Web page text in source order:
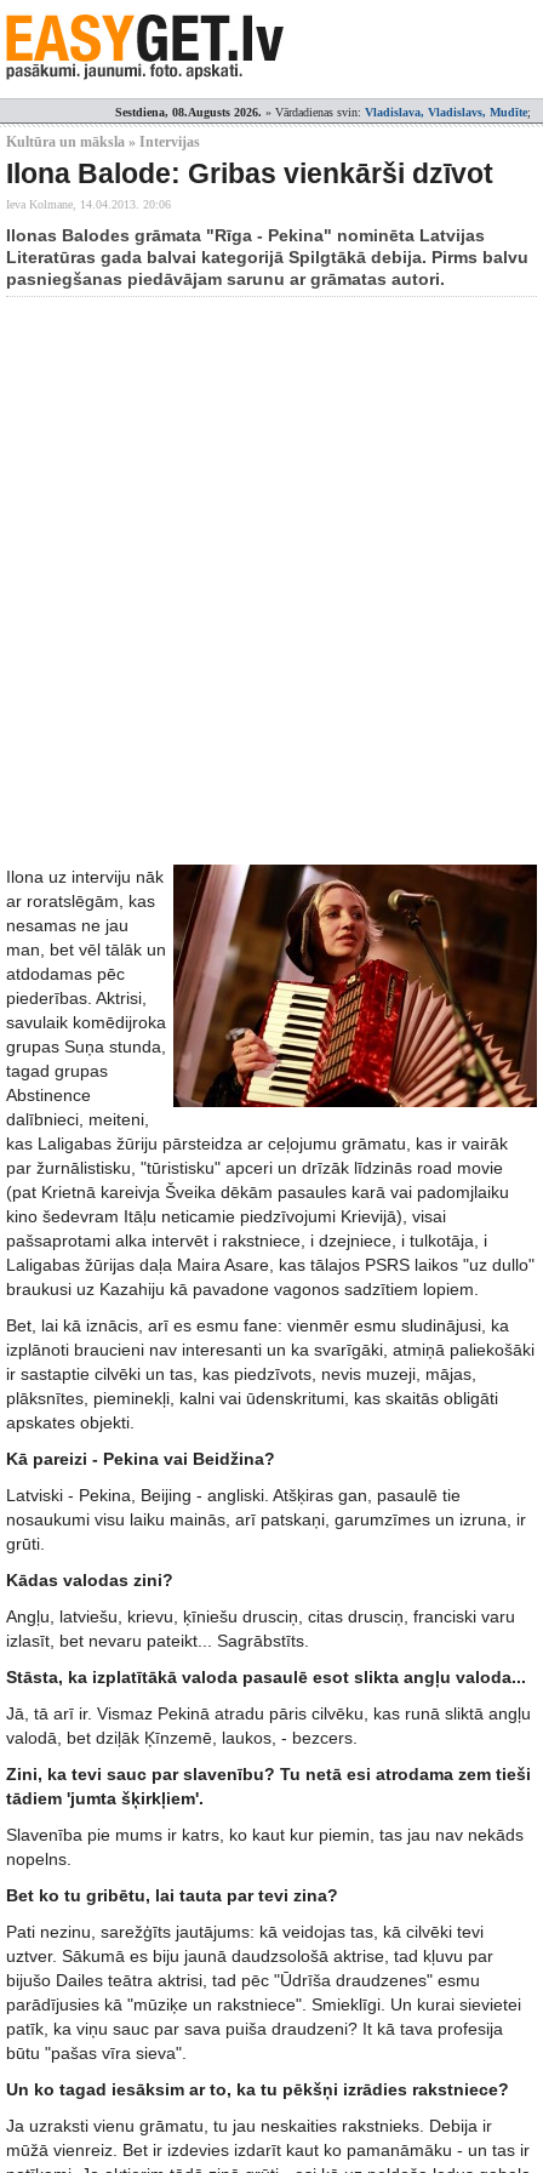
Sestdiena, 08.Augusts 2026. » Vārdadienas svin: Vladislava, Vladislavs, Mudīte;
Kultūra un māksla » Intervijas
Ilona Balode: Gribas vienkārši dzīvot
Ieva Kolmane, 14.04.2013. 20:06
Ilonas Balodes grāmata "Rīga - Pekina" nominēta Latvijas
Literatūras gada balvai kategorijā Spilgtākā debija. Pirms balvu
pasniegšanas piedāvājam sarunu ar grāmatas autori.
Ilona uz interviju nāk
ar roratslēgām, kas
nesamas ne jau
man, bet vēl tālāk un
atdodamas pēc
piederības. Aktrisi,
savulaik komēdijroka
grupas Suņa stunda,
tagad grupas
Abstinence
dalībnieci, meiteni,
kas Laligabas žūriju pārsteidza ar ceļojumu grāmatu, kas ir vairāk
par žurnālistisku, "tūristisku" apceri un drīzāk līdzinās road movie
(pat Krietnā kareivja Šveika dēkām pasaules karā vai padomjlaiku
kino šedevram Itāļu neticamie piedzīvojumi Krievijā), visai
pašsaprotami alka intervēt i rakstniece, i dzejniece, i tulkotāja, i
Laligabas žūrijas daļa Maira Asare, kas tālajos PSRS laikos "uz dullo"
braukusi uz Kazahiju kā pavadone vagonos sadzītiem lopiem.
Bet, lai kā iznācis, arī es esmu fane: vienmēr esmu sludinājusi, ka
izplānoti braucieni nav interesanti un ka svarīgāki, atmiņā paliekošāki
ir sastaptie cilvēki un tas, kas piedzīvots, nevis muzeji, mājas,
plāksnītes, pieminekļi, kalni vai ūdenskritumi, kas skaitās obligāti
apskates objekti.
Kā pareizi - Pekina vai Beidžina?
Latviski - Pekina, Beijing - angliski. Atšķiras gan, pasaulē tie
nosaukumi visu laiku mainās, arī patskaņi, garumzīmes un izruna, ir
grūti.
Kādas valodas zini?
Angļu, latviešu, krievu, ķīniešu drusciņ, citas drusciņ, franciski varu
izlasīt, bet nevaru pateikt... Sagrābstīts.
Stāsta, ka izplatītākā valoda pasaulē esot slikta angļu valoda...
Jā, tā arī ir. Vismaz Pekinā atradu pāris cilvēku, kas runā sliktā angļu
valodā, bet dziļāk Ķīnzemē, laukos, - bezcers.
Zini, ka tevi sauc par slavenību? Tu netā esi atrodama zem tieši
tādiem 'jumta šķirkļiem'.
Slavenība pie mums ir katrs, ko kaut kur piemin, tas jau nav nekāds
nopelns.
Bet ko tu gribētu, lai tauta par tevi zina?
Pati nezinu, sarežģīts jautājums: kā veidojas tas, kā cilvēki tevi
uztver. Sākumā es biju jaunā daudzsološā aktrise, tad kļuvu par
bijušo Dailes teātra aktrisi, tad pēc "Ūdrīša draudzenes" esmu
parādījusies kā "mūziķe un rakstniece". Smieklīgi. Un kurai sievietei
patīk, ka viņu sauc par sava puiša draudzeni? It kā tava profesija
būtu "pašas vīra sieva".
Un ko tagad iesāksim ar to, ka tu pēkšņi izrādies rakstniece?
Ja uzraksti vienu grāmatu, tu jau neskaities rakstnieks. Debija ir
mūžā vienreiz. Bet ir izdevies izdarīt kaut ko pamanāmāku - un tas ir